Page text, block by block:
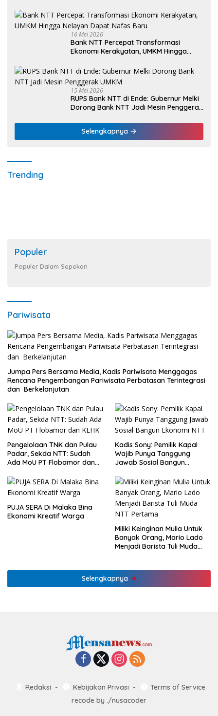
Weetebula
16 Mei 2026
Bank NTT Percepat Transformasi
Ekonomi Kerakyatan, UMKM Hingga
15 Mei 2026
RUPS Bank NTT di Ende: Gubernur Melki
Dorong Bank NTT Jadi Mesin Penggerak
Selengkapnya
Trending
Populer
Populer Dalam Sepekan
Pariwisata
Jumpa Pers Bersama Media, Kadis Pariwisata Menggagas
Rencana Pengembangan Pariwisata Perbatasan Terintegrasi
dan Berkelanjutan
Pengelolaan TNK dan Pulau
Padar, Sekda NTT: Sudah
Ada MoU PT Flobamor dan
Kadis Sony: Pemilik Kapal
Wajib Punya Tanggung
Jawab Sosial Bangun
PUJA SERA Di Malaka Bina
Ekonomi Kreatif Warga
Miliki Keinginan Mulia Untuk
Banyak Orang, Mario Lado
Menjadi Barista Tuli Muda
Selengkapnya
Redaksi Kebijakan Privasi
Terms of Service
recode by ./nusacoder